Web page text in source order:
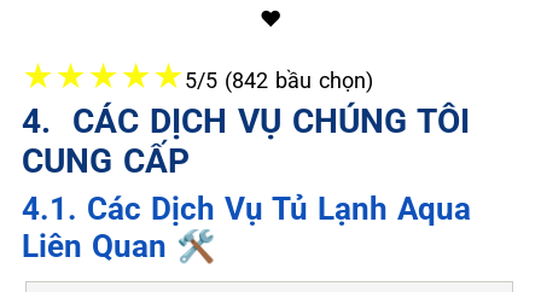
❤️
★★★★★5/5 (842 bầu chọn)
4. ️ CÁC DỊCH VỤ CHÚNG TÔI
CUNG CẤP
4.1. Các Dịch Vụ Tủ Lạnh Aqua
Liên Quan 🛠️